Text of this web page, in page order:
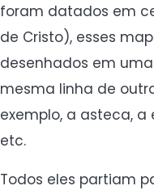
foram datados em
de Cristo), esses
desenhados em
mesma linha de
exemplo, a asteca,
etc.
Todos eles partiam